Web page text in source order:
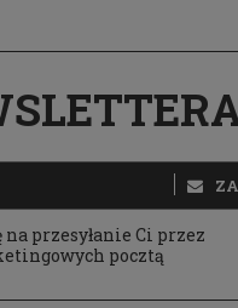
przesyłanie Ci przez
pocztą